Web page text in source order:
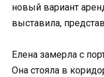
новый вариант
выставила,
Елена замерла с
Она стояла в